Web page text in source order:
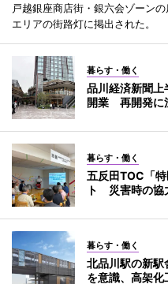
戸越銀座商店街・銀六会ゾーン
エリアの街路灯に掲出された。
暮らす・働く
品川経済新聞上
開業 再開発に
暮らす・働く
五反田TOC「
ト 災害時の協
暮らす・働く
北品川駅の新
を意識、高架化